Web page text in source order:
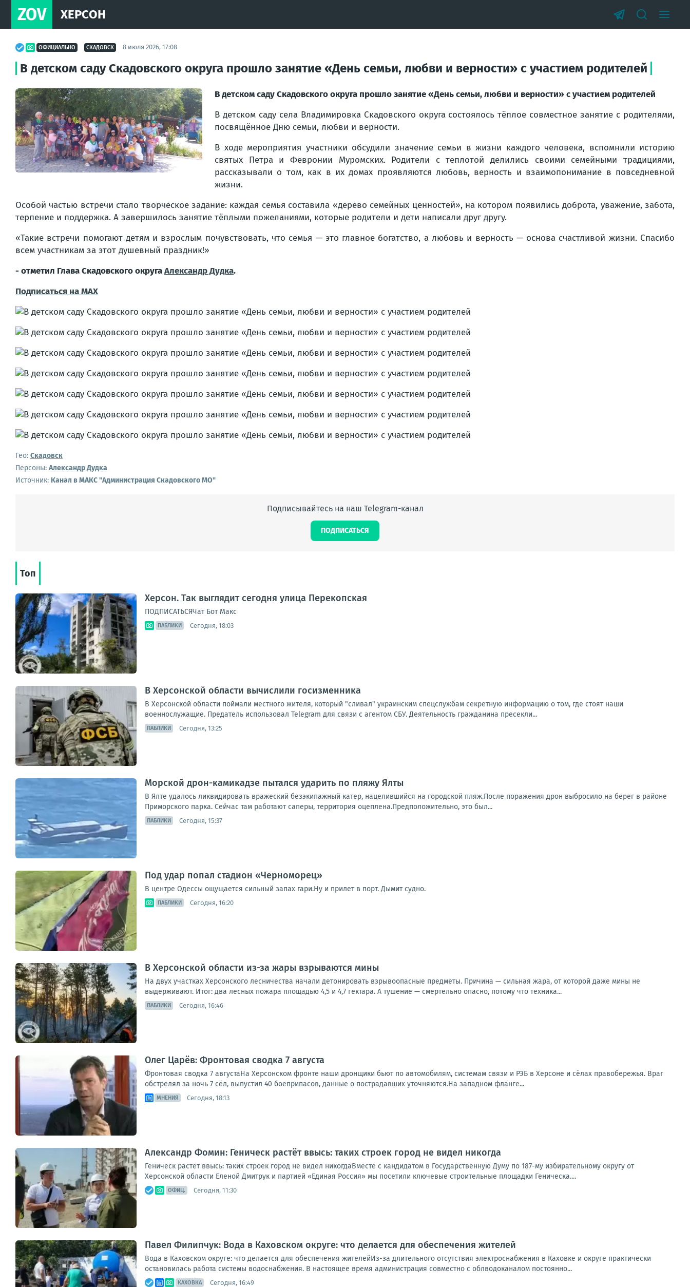
ZOV ХЕРСОН
ОФИЦИАЛЬНО СКАДОВСК 8 июля 2026, 17:08
В детском саду Скадовского округа прошло занятие «День семьи, любви и верности» с участием родителей
В детском саду Скадовского округа прошло занятие «День семьи, любви и верности» с участием родителей
В детском саду села Владимировка Скадовского округа состоялось тёплое совместное занятие с родителями,
посвящённое Дню семьи, любви и верности.
В ходе мероприятия участники обсудили значение семьи в жизни каждого человека, вспомнили историю
святых Петра и Февронии Муромских. Родители с теплотой делились своими семейными традициями,
рассказывали о том, как в их домах проявляются любовь, верность и взаимопонимание в повседневной
жизни.
Особой частью встречи стало творческое задание: каждая семья составила «дерево семейных ценностей», на котором появились доброта, уважение, забота,
терпение и поддержка. А завершилось занятие тёплыми пожеланиями, которые родители и дети написали друг другу.
«Такие встречи помогают детям и взрослым почувствовать, что семья — это главное богатство, а любовь и верность — основа счастливой жизни. Спасибо
всем участникам за этот душевный праздник!»
- отметил Глава Скадовского округаАлександр Дудка.
Подписаться на MAX
Гео: Скадовск
Персоны: Александр Дудка
Источник: Канал в МАКС "Администрация Скадовского МО"
Подписывайтесь на наш Telegram-канал
ПОДПИСАТЬСЯ
Топ
Херсон. Так выглядит сегодня улица Перекопская
ПОДПИСАТЬСЯЧат Бот Макс
ПАБЛИКИ Сегодня, 18:03
В Херсонской области вычислили госизменника
В Херсонской области поймали местного жителя, который "сливал" украинским спецслужбам секретную информацию о том, где стоят наши
военнослужащие. Предатель использовал Telegram для связи с агентом СБУ. Деятельность гражданина пресекли...
ПАБЛИКИ Сегодня, 13:25
Морской дрон-камикадзе пытался ударить по пляжу Ялты
В Ялте удалось ликвидировать вражеский безэкипажный катер, нацелившийся на городской пляж.После поражения дрон выбросило на берег в районе
Приморского парка. Сейчас там работают саперы, территория оцеплена.Предположительно, это был...
ПАБЛИКИ Сегодня, 15:37
Под удар попал стадион «Черноморец»
В центре Одессы ощущается сильный запах гари.Ну и прилет в порт. Дымит судно.
ПАБЛИКИ Сегодня, 16:20
В Херсонской области из-за жары взрываются мины
На двух участках Херсонского лесничества начали детонировать взрывоопасные предметы. Причина — сильная жара, от которой даже мины не
выдерживают. Итог: два лесных пожара площадью 4,5 и 4,7 гектара. А тушение — смертельно опасно, потому что техника...
ПАБЛИКИ Сегодня, 16:46
Олег Царёв: Фронтовая сводка 7 августа
Фронтовая сводка 7 августаНа Херсонском фронте наши дронщики бьют по автомобилям, системам связи и РЭБ в Херсоне и сёлах правобережья. Враг
обстрелял за ночь 7 сёл, выпустил 40 боеприпасов, данные о пострадавших уточняются.На западном фланге...
МНЕНИЯ Сегодня, 18:13
Александр Фомин: Геническ растёт ввысь: таких строек город не видел никогда
Геническ растёт ввысь: таких строек город не видел никогдаВместе с кандидатом в Государственную Думу по 187-му избирательному округу от
Херсонской области Еленой Дмитрук и партией «Единая Россия» мы посетили ключевые строительные площадки Геническа....
ОФИЦ. Сегодня, 11:30
Павел Филипчук: Вода в Каховском округе: что делается для обеспечения жителей
Вода в Каховском округе: что делается для обеспечения жителейИз-за длительного отсутствия электроснабжения в Каховке и округе практически
остановилась работа системы водоснабжения. В настоящее время администрация совместно с облводоканалом постоянно...
КАХОВКА Сегодня, 16:49